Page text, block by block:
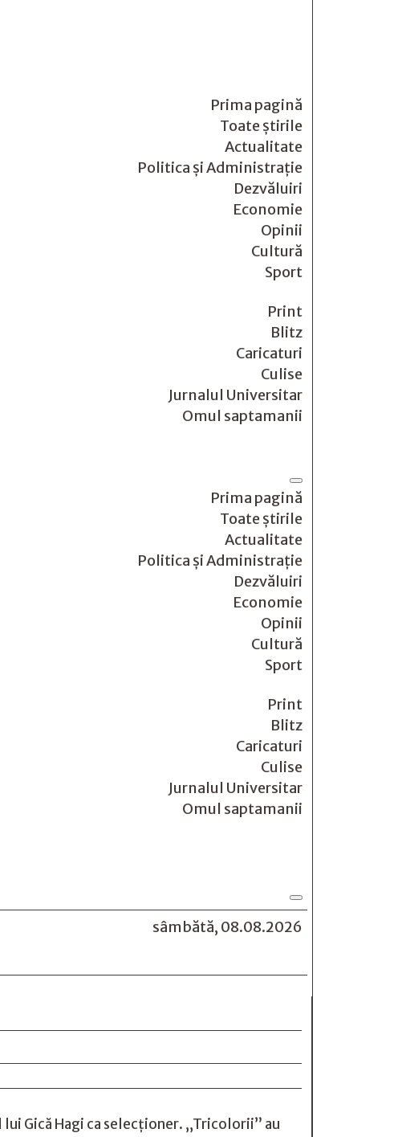
Prima pagină
Toate știrile
Actualitate
Politica și Administrație
Dezvăluiri
Economie
Opinii
Cultură
Sport
Print
Blitz
Caricaturi
Culise
Jurnalul Universitar
Omul saptamanii
Prima pagină
Toate știrile
Actualitate
Politica și Administrație
Dezvăluiri
Economie
Opinii
Cultură
Sport
Print
Blitz
Caricaturi
Culise
Jurnalul Universitar
Omul saptamanii
sâmbătă, 08.08.2026
Gică Hagi ca selecționer. „Tricolorii” au